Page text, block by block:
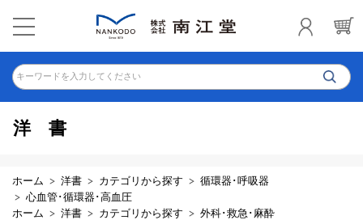
キーワードを入力してください
洋書
ホーム 洋書 カテゴリから探す
循環器･呼吸器
心血管･循環器･高血圧
ホーム
洋書 カテゴリから探す
外科･救急･麻酔